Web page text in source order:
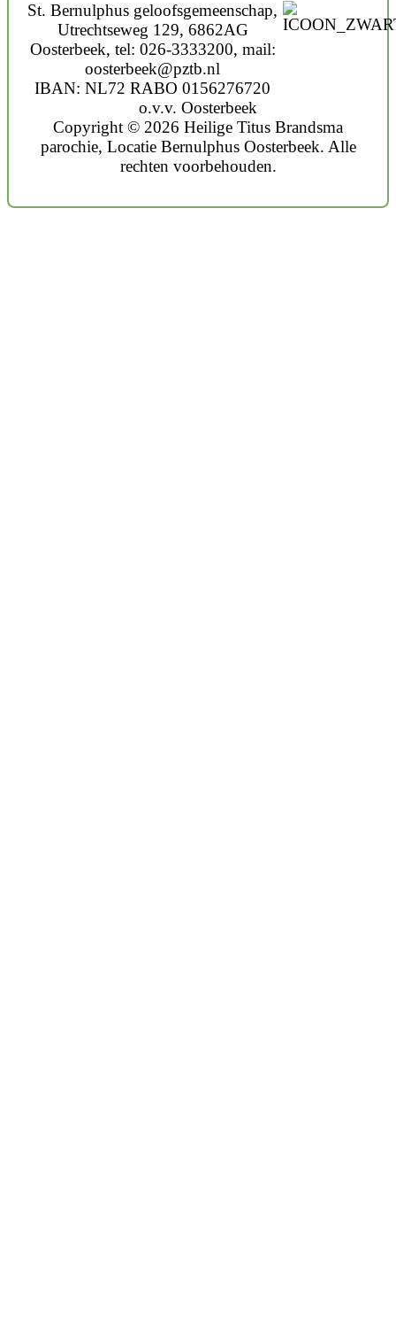
St. Bernulphus geloofsgemeenschap,
Utrechtseweg 129, 6862AG
Oosterbeek, tel: 026-3333200, mail:
oosterbeek@pztb.nl
IBAN: NL72 RABO 0156276720
o.v.v. Oosterbeek
Copyright © 2026 Heilige Titus Brandsma
parochie, Locatie Bernulphus Oosterbeek. Alle
rechten voorbehouden.